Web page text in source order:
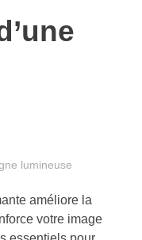
lumineuse
améliore la
votre image